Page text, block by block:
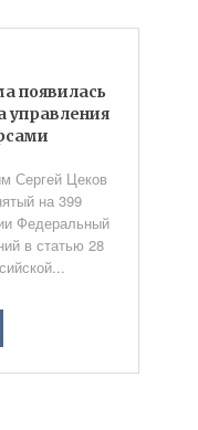
появилась
управления
Сергей Цеков
на 399
Федеральный
в статью 28